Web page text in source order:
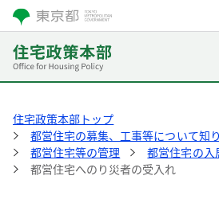
住宅政策本部トップ
都営住宅の募集、工事等について知
都営住宅等の管理
都営住宅の入
都営住宅へのり災者の受入れ